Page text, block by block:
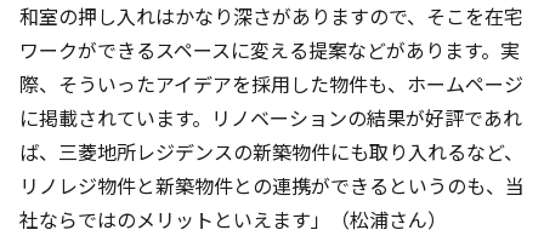
和室の押し入れはかなり深さがありますので、そこを在宅
ワークができるスペースに変える提案などがあります。実
際、そういったアイデアを採用した物件も、ホームページ
に掲載されています。リノベーションの結果が好評であれ
ば、三菱地所レジデンスの新築物件にも取り入れるなど、
リノレジ物件と新築物件との連携ができるというのも、当
社ならではのメリットといえます」（松浦さん）